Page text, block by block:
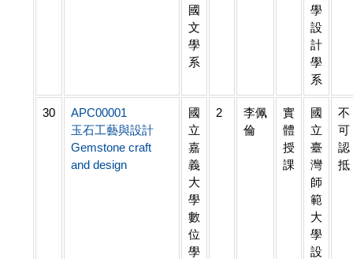
國
文
學
系
學
設
計
學
系
30
APC00001
玉石工藝與設計
Gemstone craft
and design
國
立
嘉
義
大
學
數
位
學
2
李佩
倫
實
體
授
課
國
立
臺
灣
師
範
大
學
設
不
可
認
抵